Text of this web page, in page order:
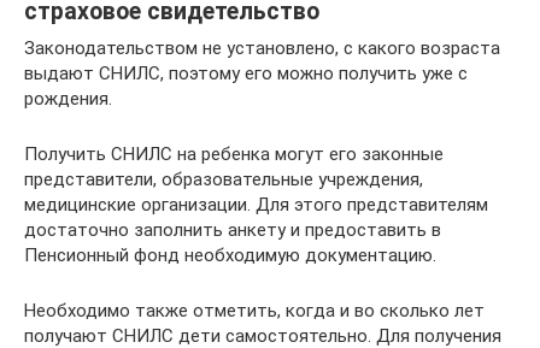
страховое свидетельство
Законодательством не установлено, с какого возраста
выдают СНИЛС, поэтому его можно получить уже с
рождения.
Получить СНИЛС на ребенка могут его законные
представители, образовательные учреждения,
медицинские организации. Для этого представителям
достаточно заполнить анкету и предоставить в
Пенсионный фонд необходимую документацию.
Необходимо также отметить, когда и во сколько лет
получают СНИЛС дети самостоятельно. Для получения